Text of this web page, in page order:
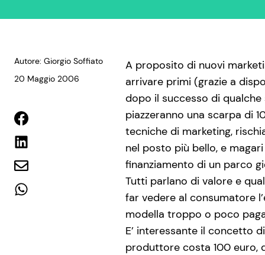
Autore: Giorgio Soffiato
20 Maggio 2006
A proposito di nuovi
arrivare primi (grazie a
dopo il successo di
piazzeranno una scarpa di
tecniche di marketing,
nel posto più bello, e
finanziamento di un parco
Tutti parlano di valore e
far vedere al consumatore
modella troppo o poco
E’ interessante il concetto
produttore costa 100 euro,